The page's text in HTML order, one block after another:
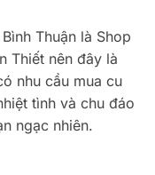
Thuận là Shop
Thiết nên đây là
nhu cầu mua cu
tình và chu đáo
ngạc nhiên.